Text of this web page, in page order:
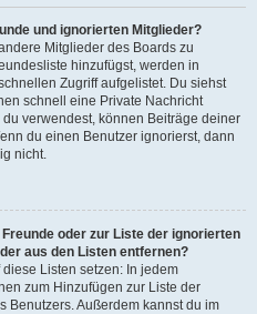
und ignorierten Mitglieder?
Mitglieder des Boards zu
hinzufügst, werden in
Zugriff aufgelistet. Du siehst
schnell eine Private Nachricht
verwendest, können Beiträge deiner
du einen Benutzer ignorierst, dann
nicht.
oder zur Liste der ignorierten
aus den Listen entfernen?
Listen setzen: In jedem
zum Hinzufügen zur Liste der
Benutzers. Außerdem kannst du im